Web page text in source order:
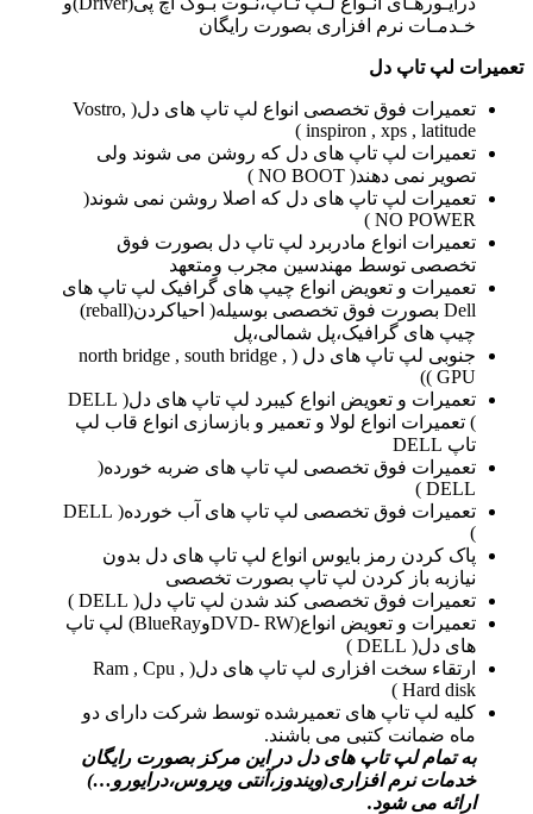
خـدمـات نرم افزاری بصورت رایگان
تعمیرات لپ تاپ دل
تعمیرات فوق تخصصی انواع لپ تاپ های دل( Vostro,
inspiron , xps , latitude )
تعمیرات لپ تاپ های دل که روشن می شوند ولی
تصویر نمی دهند( NO BOOT )
تعمیرات لپ تاپ های دل که اصلا روشن نمی شوند(
NO POWER )
تعمیرات انواع مادربرد لپ تاپ دل بصورت فوق
تخصصی توسط مهندسین مجرب ومتعهد
تعمیرات و تعویض انواع چیپ های گرافیک لپ تاپ های
Dell بصورت فوق تخصصی بوسیله( احیاکردن(reball)
چیپ های گرافیک،پل شمالی،پل
جنوبی لپ تاپ های دل ( north bridge , south bridge ,
GPU ))
تعمیرات و تعویض انواع کیبرد لپ تاپ های دل( DELL
) تعمیرات انواع لولا و تعمیر و بازسازی انواع قاب لپ
تاپ DELL
تعمیرات فوق تخصصی لپ تاپ های ضربه خورده(
DELL )
تعمیرات فوق تخصصی لپ تاپ های آب خورده( DELL
)
پاک کردن رمز بایوس انواع لپ تاپ های دل بدون
نیازبه باز کردن لپ تاپ بصورت تخصصی
تعمیرات فوق تخصصی کند شدن لپ تاپ دل( DELL )
تعمیرات و تعویض انواع(DVD- RWوBlueRay) لپ تاپ
های دل( DELL )
ارتقاء سخت افزاری لپ تاپ های دل( Ram , Cpu ,
Hard disk )
کلیه لپ تاپ های تعمیرشده توسط شرکت دارای دو
ماه ضمانت کتبی می باشند.
به تمام لپ تاپ های دل در این مرکز بصورت رایگان
خدمات نرم افزاری(ویندوز،آنتی ویروس،درایورو…)
ارائه می شود.